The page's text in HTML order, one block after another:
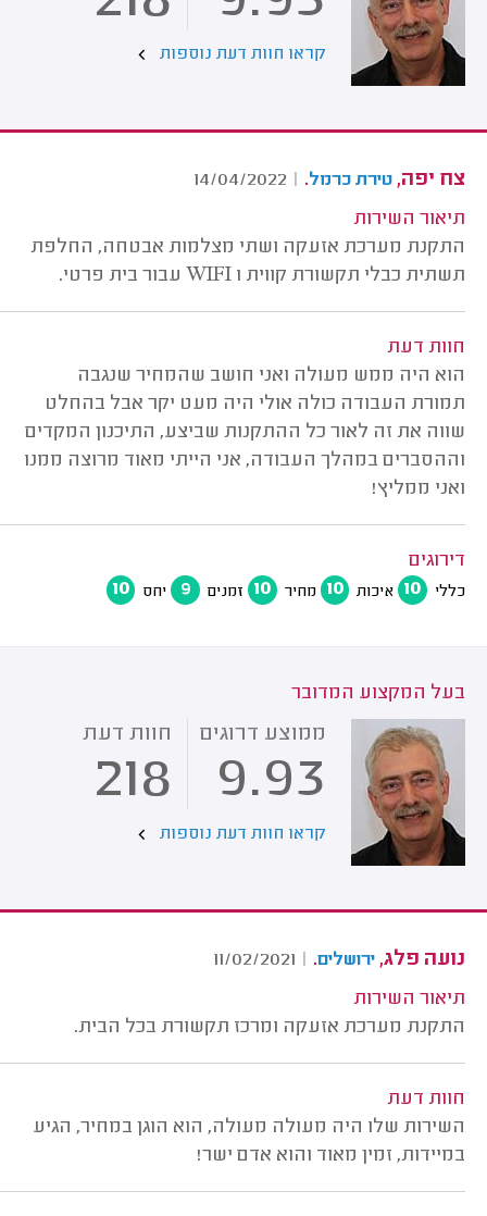
קראו חוות דעת נוספות
צח יפה, טירת כרמל.
|
14/04/2022
תיאור השירות
התקנת מערכת אזעקה ושתי מצלמות אבטחה, החלפת
תשתית כבלי תקשורת קווית ו WIFI עבור בית פרטי.
חוות דעת
הוא היה ממש מעולה ואני חושב שהמחיר שנגבה
תמורת העבודה כולה אולי היה מעט יקר אבל בהחלט
שווה את זה לאור כל ההתקנות שביצע, התיכנון המקדים
וההסברים במהלך העבודה, אני הייתי מאוד מרוצה ממנו
ואני ממליץ!
דירוגים
כללי 10 איכות 10 מחיר 10 זמנים 9 יחס 10
בעל המקצוע המדובר
ממוצע דרוגים
9.93
חוות דעת
218
קראו חוות דעת נוספות
נועה פלג, ירושלים.
|
11/02/2021
תיאור השירות
התקנת מערכת אזעקה ומרכז תקשורת בכל הבית.
חוות דעת
השירות שלו היה מעולה מעולה, הוא הוגן במחיר, הגיע
במיידות, זמין מאוד והוא אדם ישר!